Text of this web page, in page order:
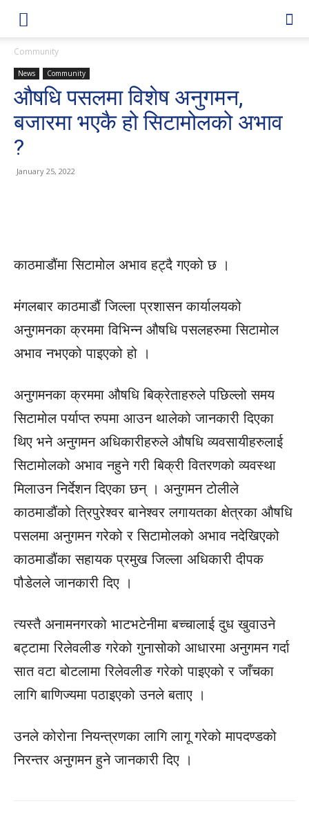
Community
News Community
औषधि पसलमा विशेष अनुगमन,
बजारमा भएकै हो सिटामोलको अभाव
?
January 25, 2022
काठमाडौंमा सिटामोल अभाव हट्दै गएको छ ।
मंगलबार काठमाडौं जिल्ला प्रशासन कार्यालयको
अनुगमनका क्रममा विभिन्न औषधि पसलहरुमा सिटामोल
अभाव नभएको पाइएको हो ।
अनुगमनका क्रममा औषधि बिक्रेताहरुले पछिल्लो समय
सिटामोल पर्याप्त रुपमा आउन थालेको जानकारी दिएका
थिए भने अनुगमन अधिकारीहरुले औषधि व्यवसायीहरुलाई
सिटामोलको अभाव नहुने गरी बिक्री वितरणको व्यवस्था
मिलाउन निर्देशन दिएका छन् । अनुगमन टोलीले
काठमाडौंको त्रिपुरेश्वर बानेश्वर लगायतका क्षेत्रका औषधि
पसलमा अनुगमन गरेको र सिटामोलको अभाव नदेखिएको
काठमाडौंका सहायक प्रमुख जिल्ला अधिकारी दीपक
पौडेलले जानकारी दिए ।
त्यस्तै अनामनगरको भाटभटेनीमा बच्चालाई दुध खुवाउने
बट्टामा रिलेवलीङ गरेको गुनासोको आधारमा अनुगमन गर्दा
सात वटा बोटलामा रिलेवलीङ गरेको पाइएको र जाँचका
लागि बाणिज्यमा पठाइएको उनले बताए ।
उनले कोरोना नियन्त्रणका लागि लागू गरेको मापदण्डको
निरन्तर अनुगमन हुने जानकारी दिए ।